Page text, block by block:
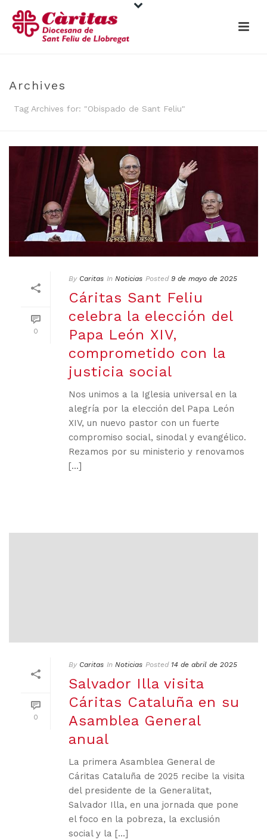
Archives
Tag Archives for: "Obispado de Sant Feliu"
0
By Caritas In Noticias Posted 9 de mayo de 2025
Cáritas Sant Feliu
celebra la elección del
Papa León XIV,
comprometido con la
justicia social
Nos unimos a la Iglesia universal en la
alegría por la elección del Papa León
XIV, un nuevo pastor con un fuerte
compromiso social, sinodal y evangélico.
Rezamos por su ministerio y renovamos
[...]
0
By Caritas In Noticias Posted 14 de abril de 2025
Salvador Illa visita
Cáritas Cataluña en su
Asamblea General
anual
La primera Asamblea General de
Cáritas Cataluña de 2025 recibe la visita
del presidente de la Generalitat,
Salvador Illa, en una jornada que pone
el foco en la pobreza, la exclusión
social y la [...]